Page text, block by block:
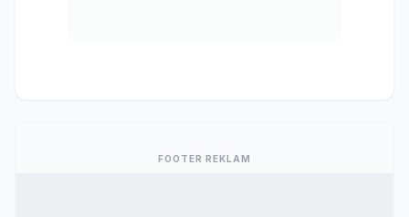
FOOTER REKLAM